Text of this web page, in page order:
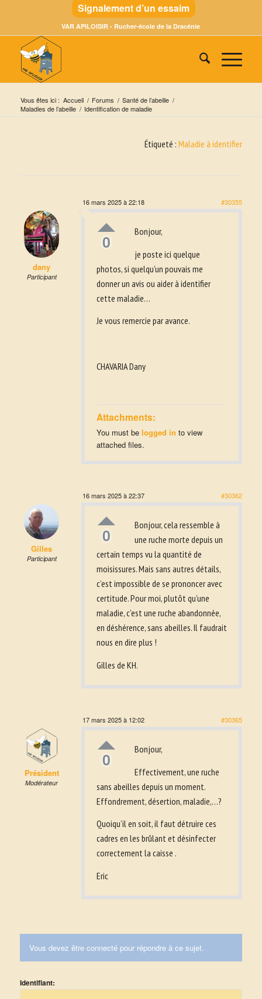
Signalement d’un essaim
VAR APILOISIR - Rucher-école de la Dracénie
Vous êtes ici : Accueil / Forums / Santé de l’abeille /
Maladies de l’abeille / Identification de maladie
Étiqueté :Maladie à identifier
16 mars 2025 à 22:18 #30355
dany
Participant
0
Bonjour,
je poste ici quelque
photos, si quelqu’un pouvais me
donner un avis ou aider à identifier
cette maladie…
Je vous remercie par avance.
CHAVARIA Dany
Attachments:
You must be logged in to view
attached files.
16 mars 2025 à 22:37 #30362
Gilles
Participant
0
Bonjour, cela ressemble à
une ruche morte depuis un
certain temps vu la quantité de
moisissures. Mais sans autres détails,
c’est impossible de se prononcer avec
certitude. Pour moi, plutôt qu’une
maladie, c’est une ruche abandonnée,
en déshérence, sans abeilles. Il faudrait
nous en dire plus !
Gilles de KH.
17 mars 2025 à 12:02 #30365
Président
Modérateur
0
Bonjour,
Effectivement, une ruche
sans abeilles depuis un moment.
Effondrement, désertion, maladie,…?
Quoiqu’il en soit, il faut détruire ces
cadres en les brûlant et désinfecter
correctement la caisse .
Eric
Vous devez être connecté pour répondre à ce sujet.
Identifiant: